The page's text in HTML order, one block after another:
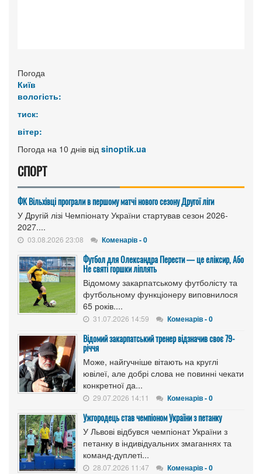
Погода
Київ
вологість:
тиск:
вітер:
Погода на 10 днів від sinoptik.ua
СПОРТ
ФК Вільхівці програли в першому матчі нового сезону Другої ліги
У Другій лізі Чемпіонату України стартував сезон 2026-
2027....
03.08.2026 23:08 Коменарів - 0
Футбол для Олександра Перести — це еліксир, Або
Не святі горшки ліплять
Відомому закарпатському футболісту та
футбольному функціонеру виповнилося
65 років....
31.07.2026 14:59 Коменарів - 0
Відомий закарпатський тренер відзначив своє 79-
річчя
Може, найгучніше вітають на круглі
ювілеї, але добрі слова не повинні чекати
конкретної да...
29.07.2026 14:11 Коменарів - 0
Ужгородець став чемпіоном України з петанку
У Львові відбувся чемпіонат України з
петанку в індивідуальних змаганнях та
команд-дуплеті...
28.07.2026 11:47 Коменарів - 0